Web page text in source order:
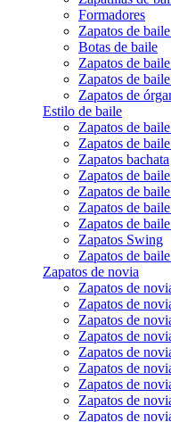
Formadores
Zapatos de
Botas de baile
Zapatos de
Zapatos de
Zapatos de
Estilo de baile
Zapatos de
Zapatos de
Zapatos bachata
Zapatos de
Zapatos de
Zapatos de
Zapatos de
Zapatos Swing
Zapatos de
Zapatos de novia
Zapatos de
Zapatos de
Zapatos de
Zapatos de
Zapatos de
Zapatos de
Zapatos de
Zapatos de
Zapatos de